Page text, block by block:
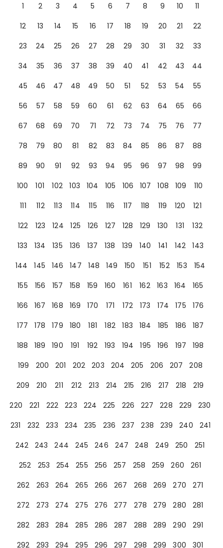
1 2 3 4 5 6 7 8 9 10
11
12
13 14 15 16 17 18 19 20 21
22
23
24 25 26 27 28 29 30 31 32
33
34
35 36 37 38 39 40 41 42 43
44
45
46 47 48 49 50 51 52 53 54
55
56
57 58 59 60 61 62 63 64 65
66
67
68 69 70 71 72 73 74 75 76
77
78
79 80 81 82 83 84 85 86 87
88
89
90 91 92 93 94 95 96 97 98
99
100
101 102 103 104 105 106 107 108 109
110
111
112 113 114 115 116 117 118 119 120
121
122
123 124 125 126 127 128 129 130 131
132
133
134 135 136 137 138 139 140 141 142
143
144
145 146 147 148 149 150 151 152 153
154
155
156 157 158 159 160 161 162 163 164
165
166
167 168 169 170 171 172 173 174 175
176
177
178 179 180 181 182 183 184 185 186
187
188
189 190 191 192 193 194 195 196 197
198
199
200 201 202 203 204 205 206 207
208
209
210 211 212 213 214 215 216 217 218
219
220
221 222 223 224 225 226 227 228 229
230
231
232 233 234 235 236 237 238 239 240
241
242
243 244 245 246 247 248 249 250
251
252
253 254 255 256 257 258 259 260
261
262
263 264 265 266 267 268 269 270
271
272
273 274 275 276 277 278 279 280
281
282
283 284 285 286 287 288 289 290
291
292
293 294 295 296 297 298 299 300 301